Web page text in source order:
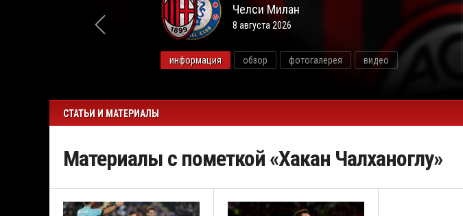
Челси Милан
8 августа 2026
информация обзор фотогалерея видео
СТАТЬИ И МАТЕРИАЛЫ
Материалы с пометкой «Хакан Чалханоглу»